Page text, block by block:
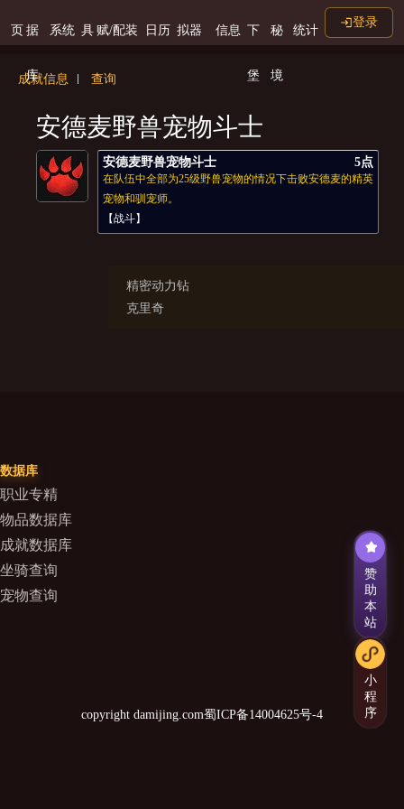
页 据
库
系统 具 赋/配装 日历 拟器 信息 下
堡
秘
境
统计
登录
成就信息 查询
安德麦野兽宠物斗士
安德麦野兽宠物斗士 5点
在队伍中全部为25级野兽宠物的情况下击败安德麦的精英
宠物和驯宠师。
【战斗】
精密动力钻
克里奇
数据库
职业专精
物品数据库
成就数据库
坐骑查询
宠物查询
copyright damijing.com蜀ICP备14004625号-4
赞
助
本
站
小
程
序